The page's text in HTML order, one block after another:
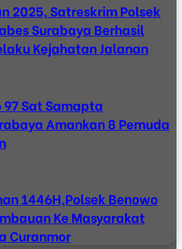
2025, Satreskrim Polsek
Surabaya Berhasil
Kejahatan Jalanan
97 Sat Samapta
Amankan 8 Pemuda
1446H,Polsek Benowo
Ke Masyarakat
Curanmor